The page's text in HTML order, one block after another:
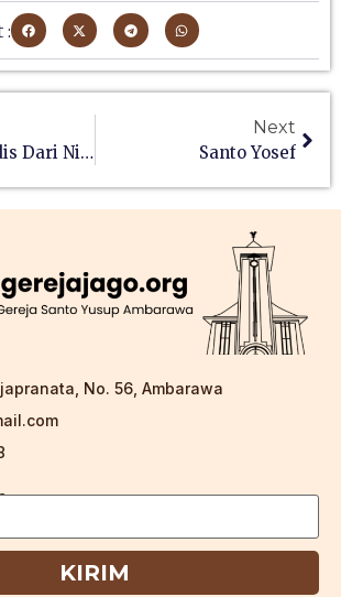
:
Santa Getrudis Dari Nivelles
Next
Santo Yosef
No. 56, Ambarawa
KIRIM